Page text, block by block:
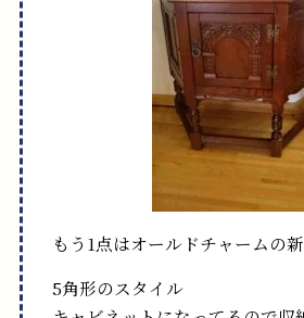
もう1点はオールドチャームの新
5角形のスタイル